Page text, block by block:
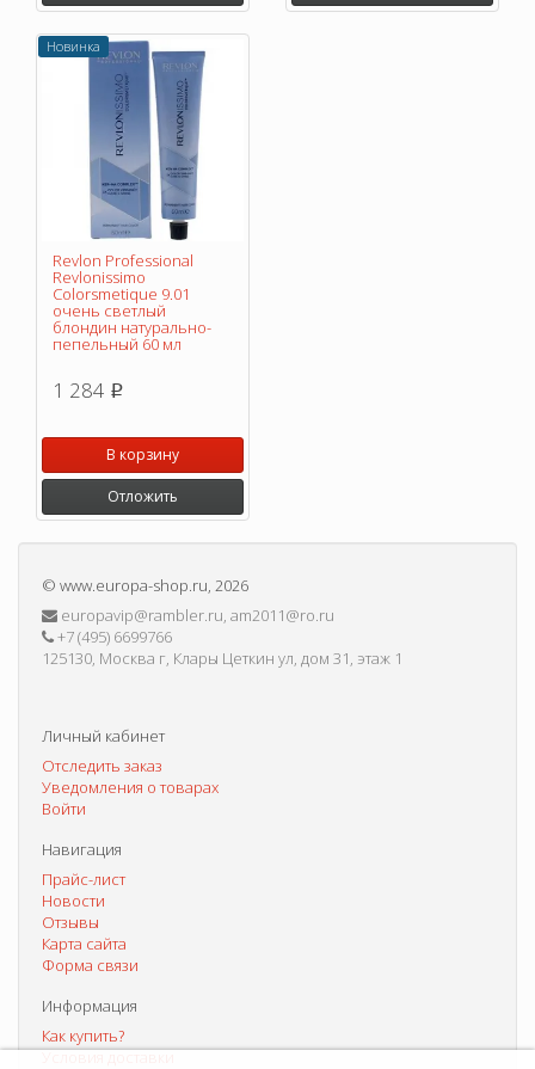
Новинка
Revlon Professional
Revlonissimo
Colorsmetique 9.01
очень светлый
блондин натурально-
пепельный 60 мл
1 284 p
В корзину
Отложить
© www.europa-shop.ru, 2026
europavip@rambler.ru, am2011@ro.ru
+7 (495) 6699766
125130, Москва г, Клары Цеткин ул, дом 31, этаж 1
Личный кабинет
Отследить заказ
Уведомления о товарах
Войти
Навигация
Прайс-лист
Новости
Отзывы
Карта сайта
Форма связи
Информация
Как купить?
Условия доставки